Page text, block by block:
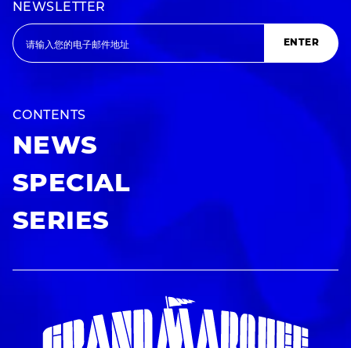
NEWSLETTER
ENTER
CONTENTS
NEWS
SPECIAL
SERIES